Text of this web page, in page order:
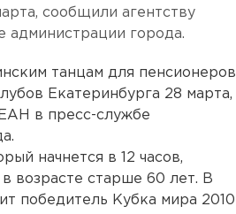
сообщили агентству
администрации города.
танцам для пенсионеров
Екатеринбурга 28 марта,
в пресс-службе
начнется в 12 часов,
возрасте старше 60 лет. В
победитель Кубка мира 2010